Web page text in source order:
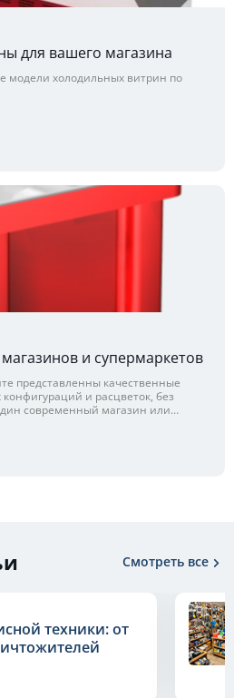
для вашего магазина
модели холодильных витрин по
и супермаркетов
представленны качественные
и расцветок, без
современный магазин или
Смотреть все
техники: от